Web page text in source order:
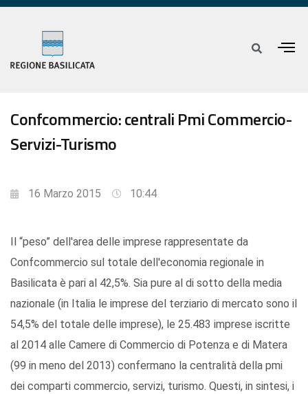
Confcommercio: centrali Pmi Commercio-
Servizi-Turismo
16 Marzo 2015 10:44
Il “peso” dell'area delle imprese rappresentate da
Confcommercio sul totale dell'economia regionale in
Basilicata è pari al 42,5%. Sia pure al di sotto della media
nazionale (in Italia le imprese del terziario di mercato sono il
54,5% del totale delle imprese), le 25.483 imprese iscritte
al 2014 alle Camere di Commercio di Potenza e di Matera
(99 in meno del 2013) confermano la centralità della pmi
dei comparti commercio, servizi, turismo. Questi, in sintesi, i